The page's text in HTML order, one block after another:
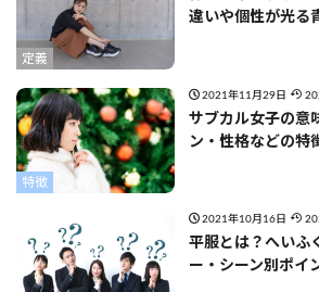
定義
違いや個性が光る
特徴
2021年11月29日
サブカル女子の意
ン・性格などの特
2021年10月16日
平服とは？へいふ
ー・シーン別ポイ